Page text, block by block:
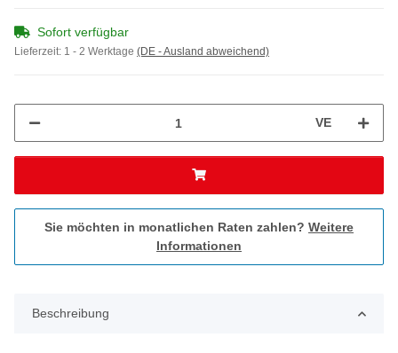
Sofort verfügbar
Lieferzeit: 1 - 2 Werktage (DE - Ausland abweichend)
VE
Sie möchten in monatlichen Raten zahlen? Weitere
Informationen
Beschreibung